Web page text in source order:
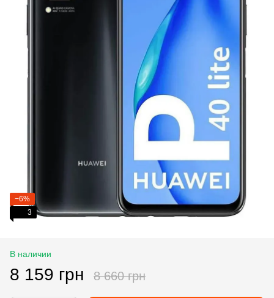
−6%
3
В наличии
8 159 грн 8 660 грн